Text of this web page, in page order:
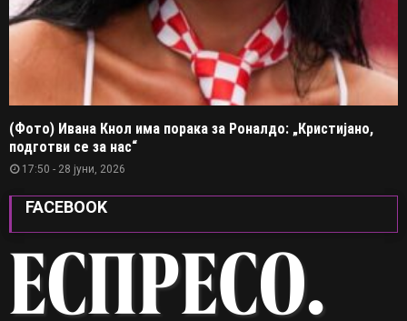
(Фото) Ивана Кнол има порака за Роналдо: „Кристијано,
подготви се за нас“
17:50 - 28 јуни, 2026
FACEBOOK